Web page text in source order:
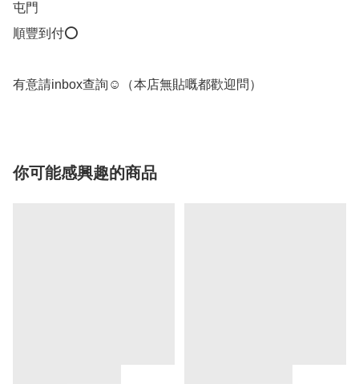
屯門
順豐到付⭕
有意請inbox查詢☺️（本店無貼嘅都歡迎問）
你可能感興趣的商品